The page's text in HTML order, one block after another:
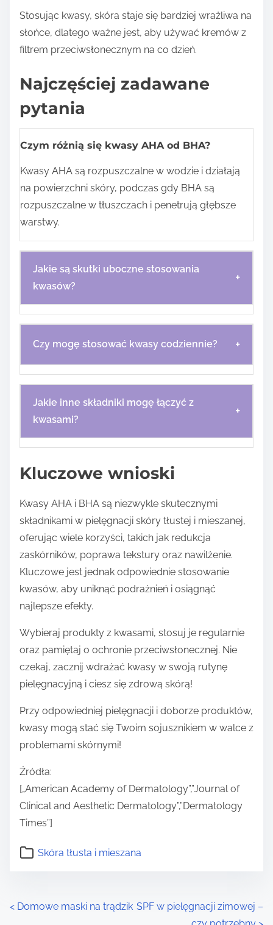
Stosując kwasy, skóra staje się bardziej wrażliwa na
słońce, dlatego ważne jest, aby używać kremów z
filtrem przeciwsłonecznym na co dzień.
Najczęściej zadawane
pytania
Czym różnią się kwasy AHA od BHA?
Kwasy AHA są rozpuszczalne w wodzie i działają
na powierzchni skóry, podczas gdy BHA są
rozpuszczalne w tłuszczach i penetrują głębsze
warstwy.
Jakie są skutki uboczne stosowania
kwasów?
+
Czy mogę stosować kwasy codziennie? +
Jakie inne składniki mogę łączyć z
kwasami?
+
Kluczowe wnioski
Kwasy AHA i BHA są niezwykle skutecznymi
składnikami w pielęgnacji skóry tłustej i mieszanej,
oferując wiele korzyści, takich jak redukcja
zaskórników, poprawa tekstury oraz nawilżenie.
Kluczowe jest jednak odpowiednie stosowanie
kwasów, aby uniknąć podrażnień i osiągnąć
najlepsze efekty.
Wybieraj produkty z kwasami, stosuj je regularnie
oraz pamiętaj o ochronie przeciwsłonecznej. Nie
czekaj, zacznij wdrażać kwasy w swoją rutynę
pielęgnacyjną i ciesz się zdrową skórą!
Przy odpowiedniej pielęgnacji i doborze produktów,
kwasy mogą stać się Twoim sojusznikiem w walce z
problemami skórnymi!
Źródła:
[„American Academy of Dermatology”,”Journal of
Clinical and Aesthetic Dermatology”,”Dermatology
Times”]
Skóra tłusta i mieszana
P
< Domowe maski na trądzik SPF w pielęgnacji zimowej –